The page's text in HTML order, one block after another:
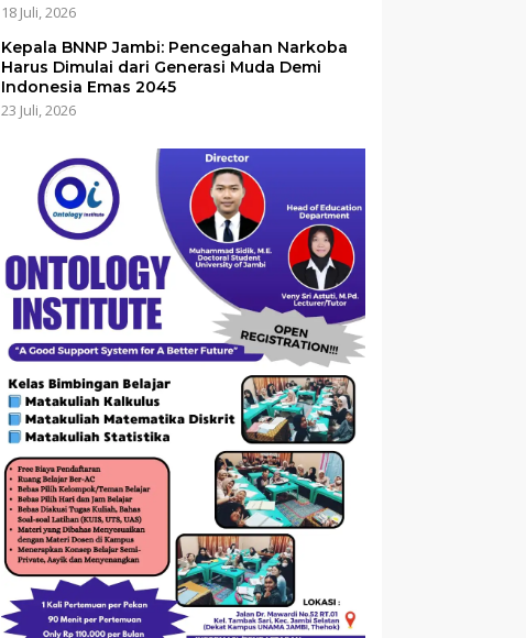
18 Juli, 2026
Kepala BNNP Jambi: Pencegahan Narkoba
Harus Dimulai dari Generasi Muda Demi
Indonesia Emas 2045
23 Juli, 2026